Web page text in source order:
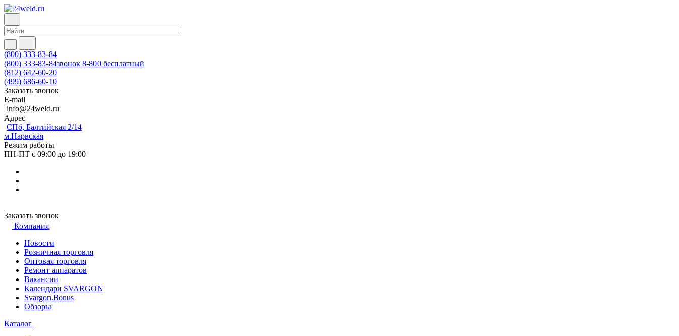
(800) 333-83-84
(800) 333-83-84звонок 8-800 бесплатный
(812) 642-60-20
(499) 686-60-10
Заказать звонок
E-mail
info@24weld.ru
Адрес
СПб, Балтийская 2/14
м.Нарвская
Режим работы
ПН-ПТ с 09:00 до 19:00
Заказать звонок
Компания
Новости
Розничная торговля
Оптовая торговля
Ремонт аппаратов
Вакансии
Календари SVARGON
Svargon.Bonus
Обзоры
Каталог